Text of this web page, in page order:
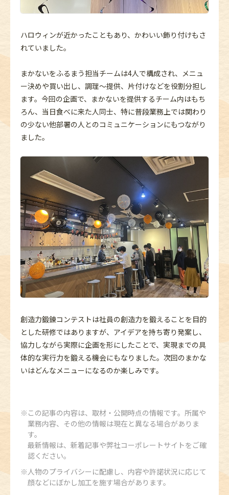
ハロウィンが近かったこともあり、かわいい飾り付けもさ
れていました。
まかないをふるまう担当チームは4人で構成され、メニュ
ー決めや買い出し、調理～提供、片付けなどを役割分担し
ます。今回の企画で、まかないを提供するチーム内はもち
ろん、当日食べに来た人同士、特に普段業務上では関わり
の少ない他部署の人とのコミュニケーションにもつながり
ました。
創造力鍛錬コンテストは社員の創造力を鍛えることを目的
とした研修ではありますが、アイデアを持ち寄り発案し、
協力しながら実際に企画を形にしたことで、実現までの具
体的な実行力を鍛える機会にもなりました。次回のまかな
いはどんなメニューになるのか楽しみです。
この記事の内容は、取材・公開時点の情報です。所属や
業務内容、その他の情報は現在と異なる場合がありま
す。
最新情報は、新着記事や弊社コーポレートサイトをご確
認ください。
人物のプライバシーに配慮し、内容や許諾状況に応じて
顔などにぼかし加工を施す場合があります。